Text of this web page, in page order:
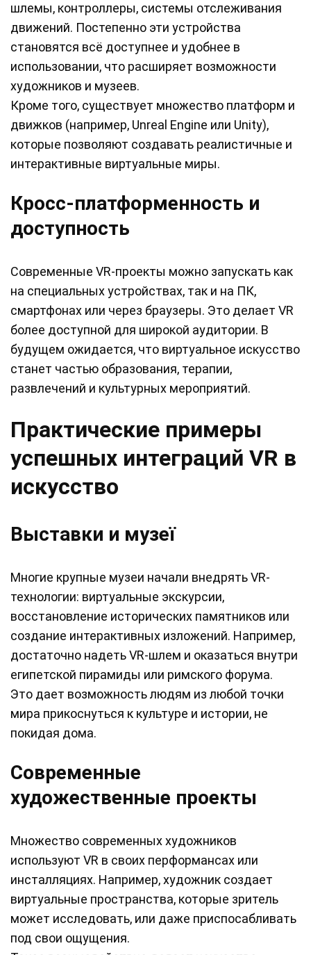
шлемы, контроллеры, системы отслеживания
движений. Постепенно эти устройства
становятся всё доступнее и удобнее в
использовании, что расширяет возможности
художников и музеев.
Кроме того, существует множество платформ и
движков (например, Unreal Engine или Unity),
которые позволяют создавать реалистичные и
интерактивные виртуальные миры.
Кросс-платформенность и
доступность
Современные VR-проекты можно запускать как
на специальных устройствах, так и на ПК,
смартфонах или через браузеры. Это делает VR
более доступной для широкой аудитории. В
будущем ожидается, что виртуальное искусство
станет частью образования, терапии,
развлечений и культурных мероприятий.
Практические примеры
успешных интеграций VR в
искусство
Выставки и музеї
Многие крупные музеи начали внедрять VR-
технологии: виртуальные экскурсии,
восстановление исторических памятников или
создание интерактивных изложений. Например,
достаточно надеть VR-шлем и оказаться внутри
египетской пирамиды или римского форума.
Это дает возможность людям из любой точки
мира прикоснуться к культуре и истории, не
покидая дома.
Современные
художественные проекты
Множество современных художников
используют VR в своих перформансах или
инсталляциях. Например, художник создает
виртуальные пространства, которые зритель
может исследовать, или даже приспосабливать
под свои ощущения.